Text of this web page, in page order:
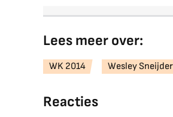
Lees meer over:
WK 2014 Wesley Sneijder
Reacties